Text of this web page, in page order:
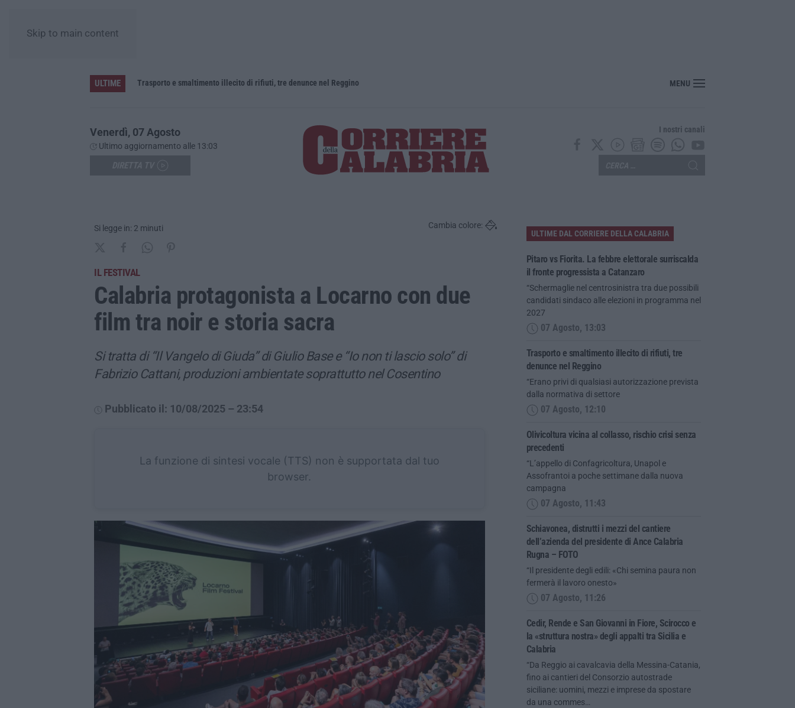
Skip to main content
ULTIME Trasporto e smaltimento illecito di rifiuti, tre denunce nel Reggino Olivicoltura vicina al collasso, rischio crisi senza precedenti
MENU
Venerdì, 07 Agosto
Ultimo aggiornamento alle 13:03
I nostri canali
Si legge in: 2 minuti Cambia colore:
IL FESTIVAL
Calabria protagonista a Locarno con due
film tra noir e storia sacra
Si tratta di “Il Vangelo di Giuda” di Giulio Base e “Io non ti lascio solo” di
Fabrizio Cattani, produzioni ambientate soprattutto nel Cosentino
Pubblicato il: 10/08/2025 – 23:54
La funzione di sintesi vocale (TTS) non è supportata dal tuo
browser.
ULTIME DAL CORRIERE DELLA CALABRIA
Pitaro vs Fiorita. La febbre elettorale surriscalda
il fronte progressista a Catanzaro
“Schermaglie nel centrosinistra tra due possibili
candidati sindaco alle elezioni in programma nel
2027
07 Agosto, 13:03
Trasporto e smaltimento illecito di rifiuti, tre
denunce nel Reggino
“Erano privi di qualsiasi autorizzazione prevista
dalla normativa di settore
07 Agosto, 12:10
Olivicoltura vicina al collasso, rischio crisi senza
precedenti
“L’appello di Confagricoltura, Unapol e
Assofrantoi a poche settimane dalla nuova
campagna
07 Agosto, 11:43
Schiavonea, distrutti i mezzi del cantiere
dell’azienda del presidente di Ance Calabria
Rugna – FOTO
“Il presidente degli edili: «Chi semina paura non
fermerà il lavoro onesto»
07 Agosto, 11:26
Cedir, Rende e San Giovanni in Fiore, Scirocco e
la «struttura nostra» degli appalti tra Sicilia e
Calabria
“Da Reggio ai cavalcavia della Messina-Catania,
fino ai cantieri del Consorzio autostrade
siciliane: uomini, mezzi e imprese da spostare
da una commes…